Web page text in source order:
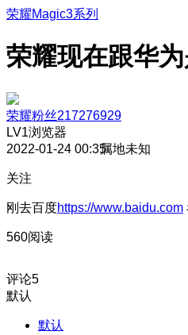
荣耀Magic3系列
荣耀现在跟华
荣耀粉丝217276929
LV1浏览器
2022-01-24 00:35属地未知
关注
刚去百度https://www.baidu.com
560阅读
评论5
默认
默认